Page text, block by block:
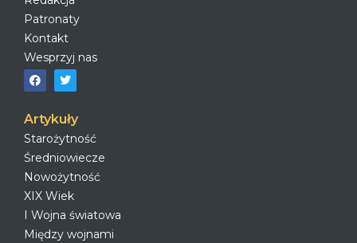
Patronaty
Kontakt
Wesprzyj nas
Artykuły
Starożytność
Średniowiecze
Nowożytność
XIX Wiek
I Wojna światowa
Między wojnami